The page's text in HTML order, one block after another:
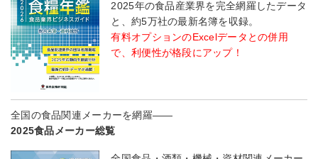
2025年の食品産業界を完全網羅したデータ
と、約5万社の最新名簿を収録。
有料オプションのExcelデータとの併用
で、利便性が格段にアップ！
全国の食品関連メーカーを網羅――
2025食品メーカー総覧